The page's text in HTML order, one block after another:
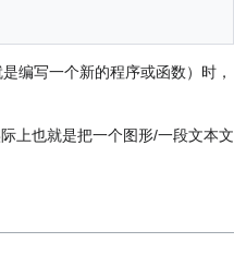
编写一个新的程序或函数）时，
上也就是把一个图形/一段文本文